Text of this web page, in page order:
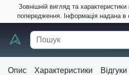
Зовнішній вигляд та
попередження. Інформація надана в
Опис Характеристики Відгуки